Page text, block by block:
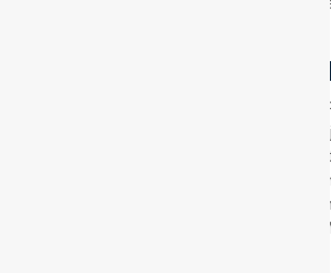
Adopsi Aturan Pajak
Selain fokus pada peningkatan penerimaan
mengambil langkah signifikan dalam
dengan menandatangani kesepakatan
Subject-to-Tax Rule (MLI STTR). Prianto
STTR merupakan bagian dari Global
Pilar Dua perpajakan internasional.
Pemerintah No. 55/2022, Menteri